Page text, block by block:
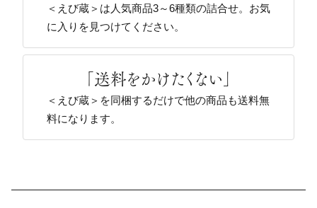
＜えび蔵＞は人気商品3～6種類の詰合せ。お気
に入りを見つけてください。
「送料をかけたくない」
＜えび蔵＞を同梱するだけで他の商品も送料無
料になります。